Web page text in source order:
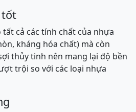
tốt
tất cả các tính chất của nhựa
kháng hóa chất) mà còn
thủy tinh nên mang lại độ bền
trội so với các loại nhựa